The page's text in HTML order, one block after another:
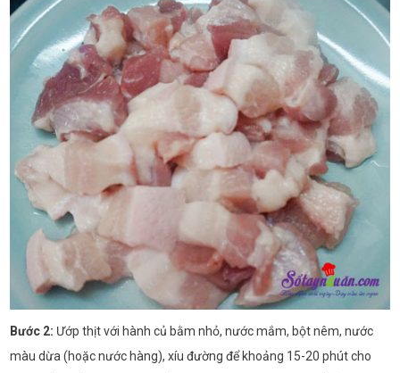
Bước 2: Ướp thịt với hành củ bằm nhỏ, nước mắm, bột nêm, nước
màu dừa (hoặc nước hàng), xíu đường để khoảng 15-20 phút cho